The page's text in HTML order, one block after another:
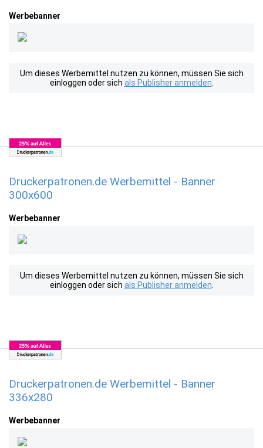
Werbebanner
Um dieses Werbemittel nutzen zu können, müssen Sie sich
einloggen oder sich als Publisher anmelden
Druckerpatronen.de Werbemittel - Banner
300x600
Werbebanner
Um dieses Werbemittel nutzen zu können, müssen Sie sich
einloggen oder sich als Publisher anmelden
Druckerpatronen.de Werbemittel - Banner
336x280
Werbebanner